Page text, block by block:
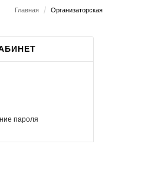
Главная / Организаторская
пароля